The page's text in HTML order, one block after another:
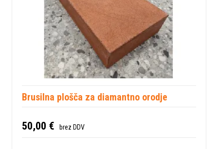
Brusilna plošča za diamantno orodje
50,00 € brez DDV